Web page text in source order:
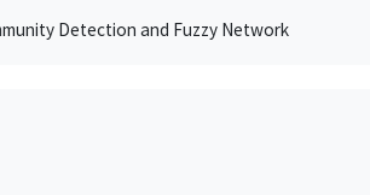
Detection and Fuzzy Network